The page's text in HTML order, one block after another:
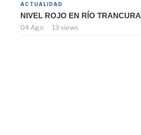
ACTUALIDAD
NIVEL ROJO EN RÍO TRANCURA
04 Ago 13 views